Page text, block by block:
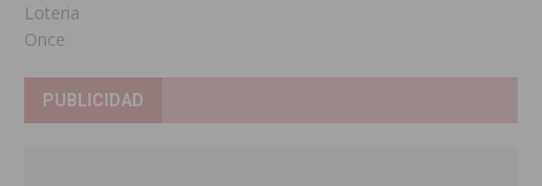
Loteria
Once
PUBLICIDAD